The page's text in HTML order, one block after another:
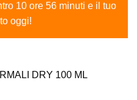
10 ore 56 minuti e il tuo
oggi!